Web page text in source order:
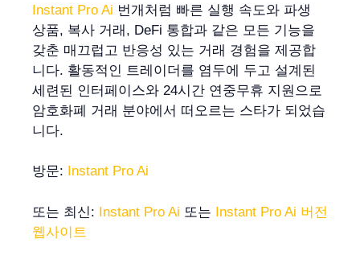
Instant Pro Ai 번개처럼 빠른 실행 속도와 파생
상품, 복사 거래, DeFi 통합과 같은 모든 기능을
갖춘 매끄럽고 반응성 있는 거래 경험을 제공합
니다. 활동적인 트레이더를 염두에 두고 설계된
세련된 인터페이스와 24시간 연중무휴 지원으로
암호화폐 거래 분야에서 떠오르는 스타가 되었습
니다.
방문: Instant Pro Ai
또는 최신: Instant Pro Ai 또는 Instant Pro Ai 버전
웹사이트